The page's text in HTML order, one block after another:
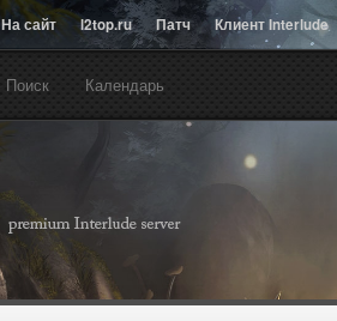
На сайт l2top.ru Патч Клиент Interlude
Поиск Календарь